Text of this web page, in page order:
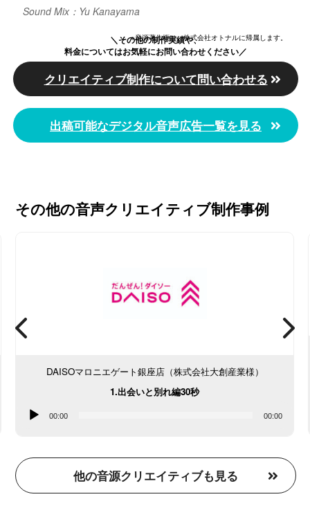
Sound Mix：Yu Kanayama
※音源著作権は、株式会社オトナルに帰属します。
＼その他の制作実績や、
料金についてはお気軽にお問い合わせください／
クリエイティブ制作について問い合わせる
出稿可能なデジタル音声広告一覧を見る
その他の音声クリエイティブ制作事例
DAISOマロニエゲート銀座店（株式会社大創産業様）
1.出会いと別れ編30秒
00:00 00:00
他の音源クリエイティブも見る